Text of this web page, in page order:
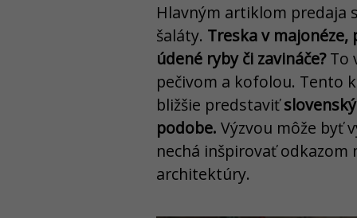
Hlavným artiklom predaja
šaláty. Treska v majonéze,
údené ryby či zavináče?To
pečivom a kofolou. Tento
bližšie predstaviť
podobe. Výzvou môže byť
nechá inšpirovať
architektúry.